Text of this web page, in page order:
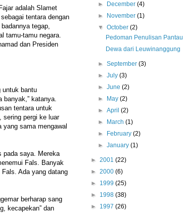
adalah Slamet
tentara dengan
tegap,
tamu-tamu negara.
dan Presiden
untuk bantu
banyak,” katanya.
tentara untuk
sering pergi ke luar
yang sama mengawal
pada saya. Mereka
Fals. Banyak
Fals. Ada yang datang
berharap sang
kecapekan” dan
►
December(4)
►
November(1)
▼October(2)
Pedoman Penulisan Pantau
Dewa dari Leuwinanggung
►September(3)
►July(3)
►June(2)
►
May(2)
►April(2)
►
March(1)
►
February(2)
►January(1)
► 2001 (22)
► 2000 (6)
► 1999 (25)
► 1998 (38)
► 1997 (26)